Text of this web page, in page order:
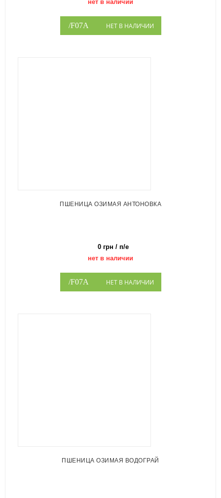
нет в наличии
НЕТ В НАЛИЧИИ
ПШЕНИЦА ОЗИМАЯ АНТОНОВКА
0 грн / п/е
нет в наличии
НЕТ В НАЛИЧИИ
ПШЕНИЦА ОЗИМАЯ ВОДОГРАЙ